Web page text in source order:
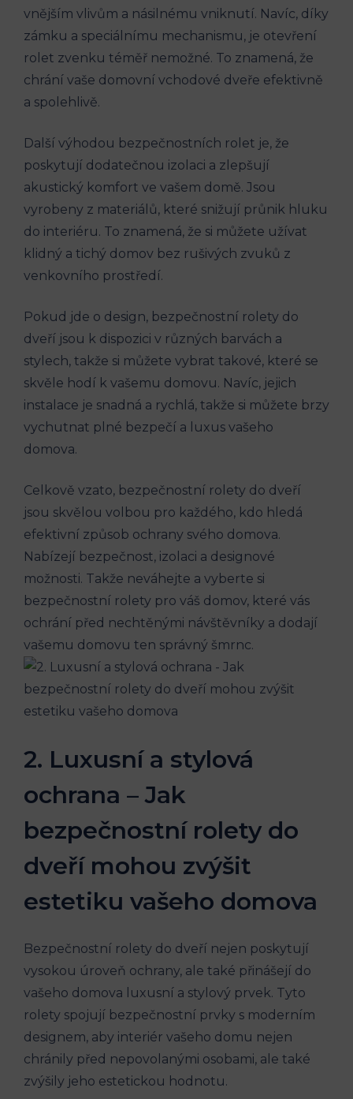
vnějším vlivům a násilnému vniknutí. Navíc, díky
zámku a speciálnímu mechanismu, je otevření
rolet zvenku téměř nemožné. To znamená, že
chrání vaše domovní vchodové dveře efektivně
a spolehlivě.
Další výhodou bezpečnostních rolet je, že
poskytují dodatečnou izolaci a zlepšují
akustický komfort ve vašem domě. Jsou
vyrobeny z materiálů, které snižují průnik hluku
do interiéru. To znamená, že si můžete užívat
klidný a tichý domov bez rušivých zvuků z
venkovního prostředí.
Pokud jde o design, bezpečnostní rolety do
dveří jsou k dispozici v různých barvách a
stylech, takže si můžete vybrat takové, které se
skvěle hodí k vašemu domovu. Navíc, jejich
instalace je snadná a rychlá, takže si můžete brzy
vychutnat plné bezpečí a luxus vašeho
domova.
Celkově vzato, bezpečnostní rolety do dveří
jsou skvělou volbou pro každého, kdo hledá
efektivní způsob ochrany svého domova.
Nabízejí bezpečnost, izolaci a designové
možnosti. Takže neváhejte a vyberte si
bezpečnostní rolety pro váš domov, které vás
ochrání před nechtěnými návštěvníky a dodají
vašemu domovu ten správný šmrnc.
2. Luxusní a stylová
ochrana – Jak
bezpečnostní rolety do
dveří mohou zvýšit
estetiku vašeho domova
Bezpečnostní rolety do dveří nejen poskytují
vysokou úroveň ochrany, ale také přinášejí do
vašeho domova luxusní a stylový prvek. Tyto
rolety spojují bezpečnostní prvky s moderním
designem, aby interiér vašeho domu nejen
chránily před nepovolanými osobami, ale také
zvýšily jeho estetickou hodnotu.